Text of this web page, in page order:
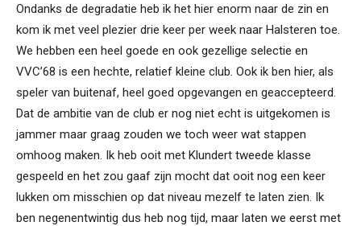
Ondanks de degradatie heb ik het hier enorm naar de zin en
kom ik met veel plezier drie keer per week naar Halsteren toe.
We hebben een heel goede en ook gezellige selectie en
VVC’68 is een hechte, relatief kleine club. Ook ik ben hier, als
speler van buitenaf, heel goed opgevangen en geaccepteerd.
Dat de ambitie van de club er nog niet echt is uitgekomen is
jammer maar graag zouden we toch weer wat stappen
omhoog maken. Ik heb ooit met Klundert tweede klasse
gespeeld en het zou gaaf zijn mocht dat ooit nog een keer
lukken om misschien op dat niveau mezelf te laten zien. Ik
ben negenentwintig dus heb nog tijd, maar laten we eerst met